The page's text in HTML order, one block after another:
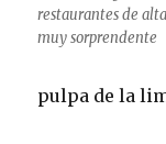
restaurantes de
muy sorprendente
pulpa de la